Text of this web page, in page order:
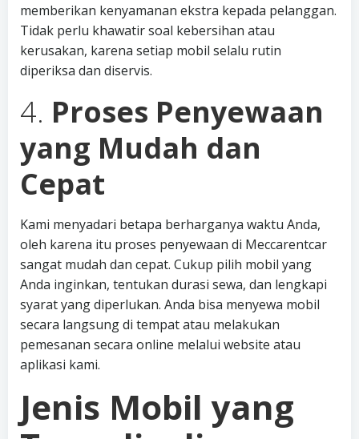
memberikan kenyamanan ekstra kepada pelanggan.
Tidak perlu khawatir soal kebersihan atau
kerusakan, karena setiap mobil selalu rutin
diperiksa dan diservis.
4. Proses Penyewaan
yang Mudah dan
Cepat
Kami menyadari betapa berharganya waktu Anda,
oleh karena itu proses penyewaan di Meccarentcar
sangat mudah dan cepat. Cukup pilih mobil yang
Anda inginkan, tentukan durasi sewa, dan lengkapi
syarat yang diperlukan. Anda bisa menyewa mobil
secara langsung di tempat atau melakukan
pemesanan secara online melalui website atau
aplikasi kami.
Jenis Mobil yang